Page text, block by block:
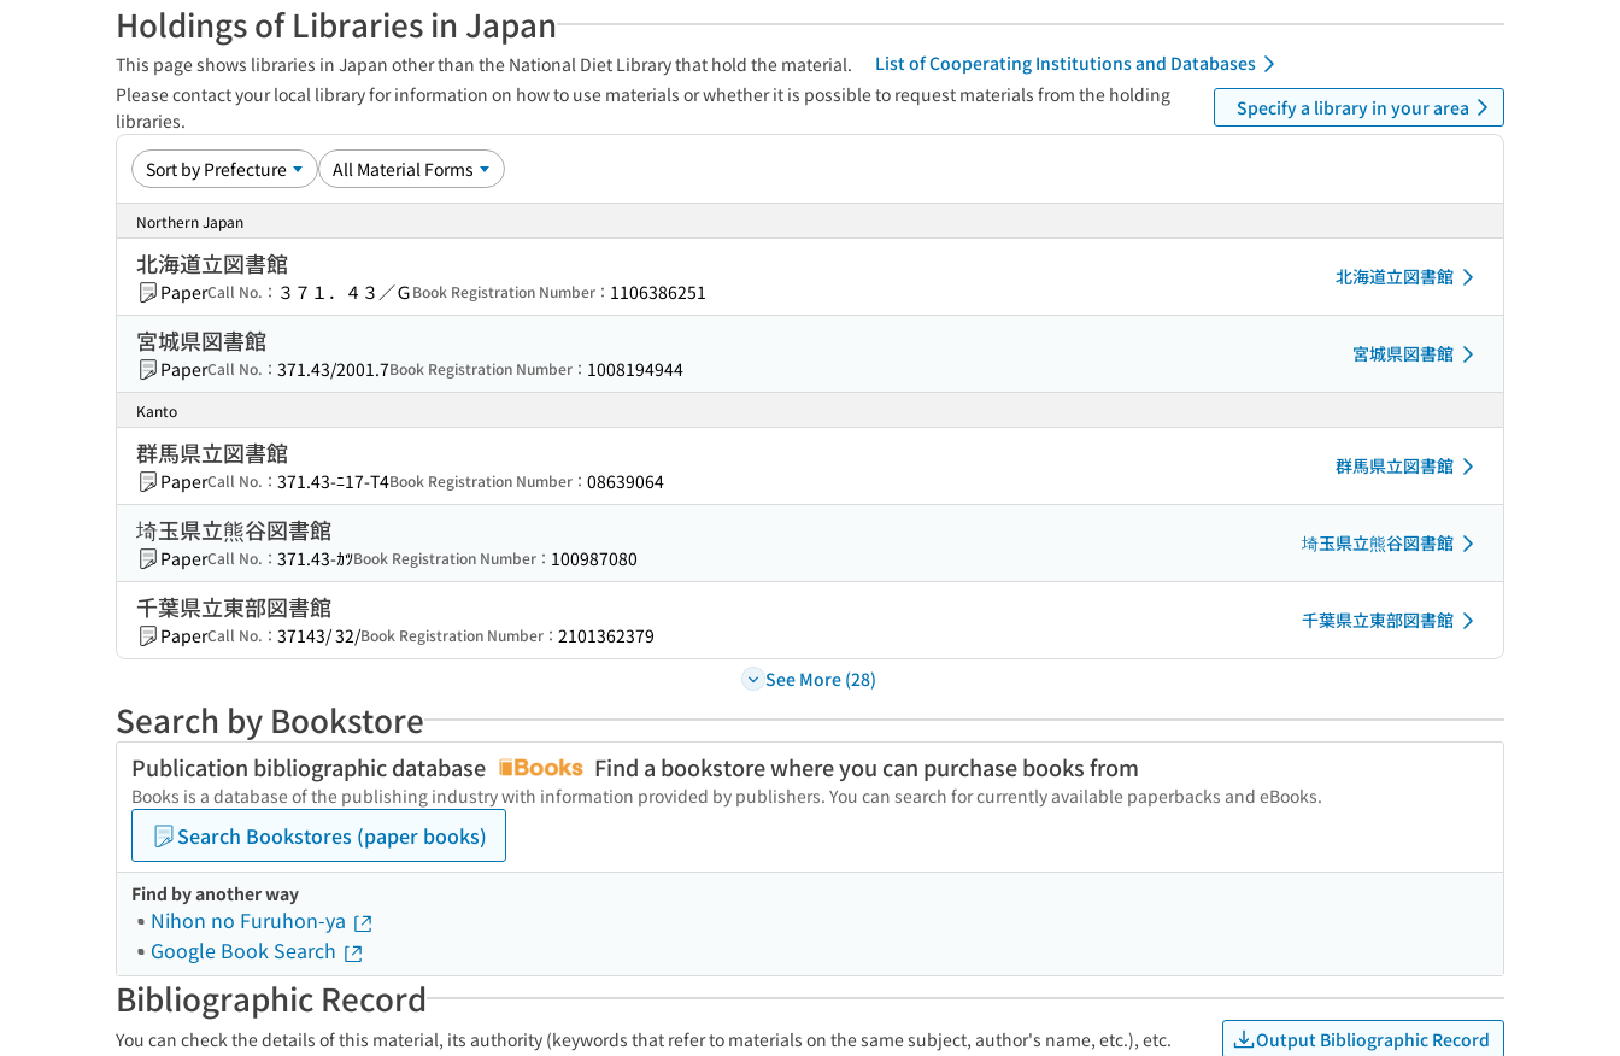
Holdings of Libraries in Japan
This page shows libraries in Japan other than the National Diet Library that hold the material.
List of Cooperating Institutions and Databases
Please contact your local library for information on how to use materials or whether it is possible to request materials from the holding
libraries.
Specify a library in your area
Northern Japan
北海道立図書館
PaperCall No.： ３７１．４３／ＧBook Registration Number： 1106386251
北海道立図書館
宮城県図書館
PaperCall No.： 371.43/2001.7Book Registration Number： 1008194944
宮城県図書館
Kanto
群馬県立図書館
PaperCall No.： 371.43-ﾆ17-T4Book Registration Number： 08639064
群馬県立図書館
埼玉県立熊谷図書館
PaperCall No.： 371.43-ｶﾂBook Registration Number： 100987080
埼玉県立熊谷図書館
千葉県立東部図書館
PaperCall No.： 37143/ 32/Book Registration Number： 2101362379
千葉県立東部図書館
See More (28)
Search by Bookstore
Publication bibliographic database Find a bookstore where you can purchase books from
Books is a database of the publishing industry with information provided by publishers. You can search for currently available paperbacks and eBooks.
Search Bookstores (paper books)
Find by another way
Nihon no Furuhon-ya
Google Book Search
Bibliographic Record
You can check the details of this material, its authority (keywords that refer to materials on the same subject, author's name, etc.), etc. Output Bibliographic Record